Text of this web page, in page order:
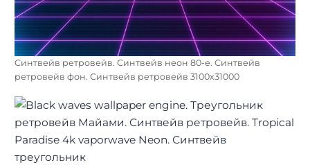
Синтвейв ретровейв. Синтвейв неон 80-е. Синтвейв
ретровейв фон. Синтвейв ретровейв 3100х31000